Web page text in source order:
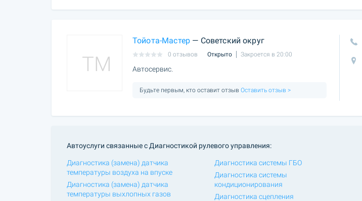
TM
Тойота-Мастер — Советский округ
0 отзывов Открыто Закроется в 20:00
Автосервис.
Будьте первым, кто оставит отзыв Оставить отзыв >
Автоуслуги связанные с Диагностикой рулевого управления:
Диагностика (замена) датчика
температуры воздуха на впуске
Диагностика (замена) датчика
температуры выхлопных газов
Диагностика системы ГБО
Диагностика системы
кондиционирования
Диагностика сцепления